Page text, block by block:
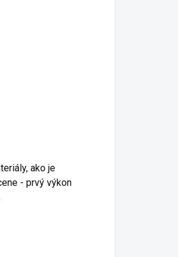
ako je
- prvý výkon